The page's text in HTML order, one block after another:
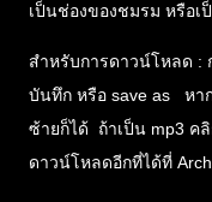
เป็นช่องของชมรม หรือเ
สำหรับการดาวน์โหลด :
บันทึก หรือ save as หา
ซ้ายก็ได้ ถ้าเป็น mp3 ค
ดาวน์โหลดอีกที่ได้ที่